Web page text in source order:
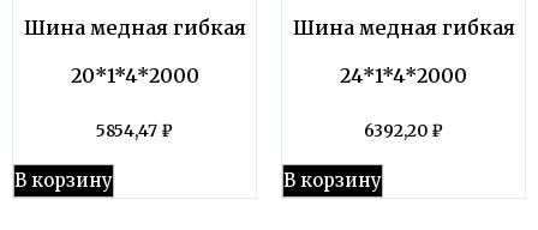
Шина медная гибкая
20*1*4*2000
5854,47 ₽
В корзину
Шина медная гибкая
24*1*4*2000
6392,20 ₽
В корзину